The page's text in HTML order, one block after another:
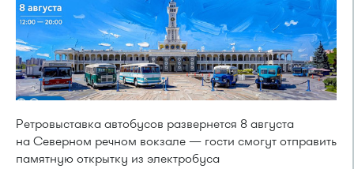
Ретровыставка автобусов развернется 8 августа
на Северном речном вокзале — гости смогут отправить
памятную открытку из электробуса